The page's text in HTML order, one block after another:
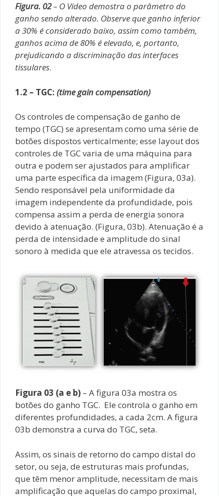
Figura. 02– O Vídeo demostra o parâmetro do
ganho sendo alterado. Observe que ganho inferior
a 30% é considerado baixo, assim como também,
ganhos acima de 80% é elevado, e, portanto,
prejudicando a discriminação das interfaces
tissulares.
1.2 – TGC: (time gain compensation)
Os controles de compensação de ganho de
tempo (TGC) se apresentam como uma série de
botões dispostos verticalmente; esse layout dos
controles de TGC varia de uma máquina para
outra e podem ser ajustados para amplificar
uma parte específica da imagem (Figura, 03a).
Sendo responsável pela uniformidade da
imagem independente da profundidade, pois
compensa assim a perda de energia sonora
devido à atenuação. (Figura, 03b). Atenuação é a
perda de intensidade e amplitude do sinal
sonoro à medida que ele atravessa os tecidos.
Figura 03 (a e b) – A figura 03a mostra os
botões do ganho TGC. Ele controla o ganho em
diferentes profundidades, a cada 2cm. A figura
03b demonstra a curva do TGC, seta.
Assim, os sinais de retorno do campo distal do
setor, ou seja, de estruturas mais profundas,
que têm menor amplitude, necessitam de mais
amplificação que aquelas do campo proximal,